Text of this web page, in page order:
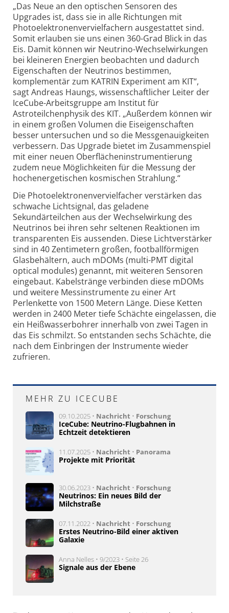
„Das Neue an den optischen Sensoren des
Upgrades ist, dass sie in alle Richtungen mit
Photoelektronenvervielfachern ausgestattet sind.
Somit erlauben sie uns einen 360-Grad Blick in das
Eis. Damit können wir Neutrino-Wechselwirkungen
bei kleineren Energien beobachten und dadurch
Eigenschaften der Neutrinos bestimmen,
komplementär zum KATRIN Experiment am KIT“,
sagt Andreas Haungs, wissenschaftlicher Leiter der
IceCube-Arbeitsgruppe am Institut für
Astroteilchenphysik des KIT. „Außerdem können wir
in einem großen Volumen die Eiseigenschaften
besser untersuchen und so die Messgenauigkeiten
verbessern. Das Upgrade bietet im Zusammenspiel
mit einer neuen Oberflächeninstrumentierung
zudem neue Möglichkeiten für die Messung der
hochenergetischen kosmischen Strahlung.“
Die Photoelektronenvervielfacher verstärken das
schwache Lichtsignal, das geladene
Sekundärteilchen aus der Wechselwirkung des
Neutrinos bei ihren sehr seltenen Reaktionen im
transparenten Eis aussenden. Diese Lichtverstärker
sind in 40 Zentimetern großen, footballförmigen
Glasbehältern, auch mDOMs (multi-PMT digital
optical modules) genannt, mit weiteren Sensoren
eingebaut. Kabelstränge verbinden diese mDOMs
und weitere Messinstrumente zu einer Art
Perlenkette von 1500 Metern Länge. Diese Ketten
werden in 2400 Meter tiefe Schächte eingelassen, die
ein Heißwasserbohrer innerhalb von zwei Tagen in
das Eis schmilzt. So entstanden sechs Schächte, die
nach dem Einbringen der Instrumente wieder
zufrieren.
MEHR ZU ICECUBE
09.10.2025 • Nachricht • Forschung
IceCube: Neutrino-Flugbahnen in
Echtzeit detektieren
11.07.2025 • Nachricht • Panorama
Projekte mit Priorität
30.06.2023 • Nachricht • Forschung
Neutrinos: Ein neues Bild der
Milchstraße
07.11.2022 • Nachricht • Forschung
Erstes Neutrino-Bild einer aktiven
Galaxie
Anna Nelles • 9/2023 • Seite 26
Signale aus der Ebene